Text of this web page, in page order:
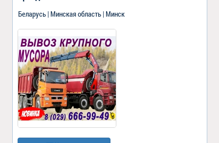
Беларусь | Минская область | Минск